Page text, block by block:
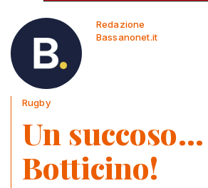
Redazione
Bassanonet.it
Rugby
Un succoso…
Botticino!